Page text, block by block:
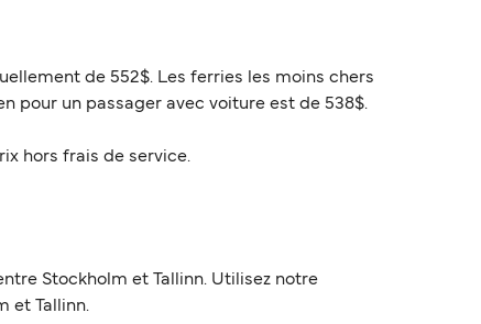
de 552$. Les ferries les moins chers
pour un passager avec voiture est de 538$.
hors frais de service.
Stockholm et Tallinn. Utilisez notre
et Tallinn.